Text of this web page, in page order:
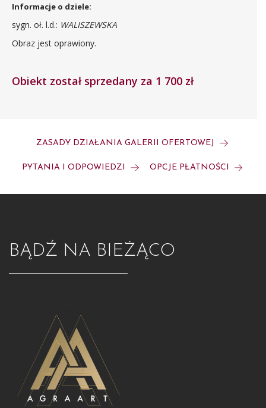
Informacje o dziele:
sygn. oł. l.d.: WALISZEWSKA
Obraz jest oprawiony.
Obiekt został sprzedany za 1 700 zł
ZASADY DZIAŁANIA GALERII OFERTOWEJ
PYTANIA I ODPOWIEDZI OPCJE PŁATNOŚCI
BĄDŹ NA BIEŻĄCO